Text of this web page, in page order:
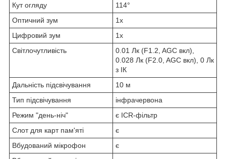
Кут огляду
114°
Оптичний зум
1x
Цифровий зум
1x
Світлочутливість
0.01 Лк (F1.2, AGC вкл),
0.028 Лк (F2.0, AGC вкл), 0 Лк
з ІК
Дальність підсвічування
10 м
Тип підсвічування
інфрачервона
Режим "день-ніч"
є ICR-фільтр
Слот для карт пам'яті
є
Вбудований мікрофон
є